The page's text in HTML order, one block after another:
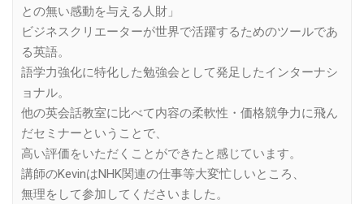
との無い感動を与える人財」
ビジネスクリエーターが世界で活躍するためのツールであ
る英語。
語学力強化に特化した勉強会として発足したインターナシ
ョナル。
他の英会話教室に比べて内容の柔軟性・価格競争力に飛ん
だセミナーということで、
高い評価をいただくことができたと感じています。
講師のKevinはNHK関連の仕事等大変忙しいところ、
無理をして参加してくださいました。